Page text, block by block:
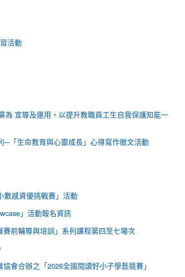
活動
宣導及運用，以提升教職員工生自我保護知能一
「生命教育與心靈成長」心得寫作徵文活動
數感資優挑戰賽」活動
」活動報名資訊
前輔導與培訓」系列課程第四至七場次
會合辦之「2026全國閱讀好小子學藝競賽」